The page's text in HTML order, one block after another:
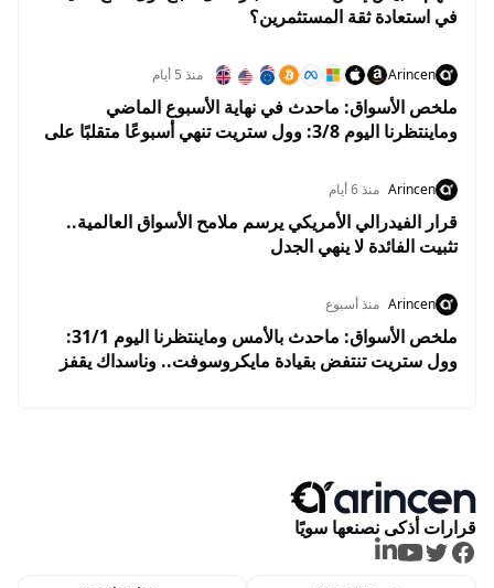
في استعادة ثقة المستثمرين؟
Arincen منذ 5 أيام
ملخص الأسواق: ماحدث في نهاية الأسبوع الماضي
وماينتظرنا اليوم 3/8: وول ستريت تنهي أسبوعًا متقلبًا على
Arincen منذ 6 أيام
قرار الفيدرالي الأمريكي يرسم ملامح الأسواق العالمية..
تثبيت الفائدة لا ينهي الجدل
Arincen منذ أسبوع
ملخص الأسواق: ماحدث بالأمس وماينتظرنا اليوم 31/1:
وول ستريت تنتفض بقيادة مايكروسوفت.. وناسداك يقفز
قرارات أذكى نصنعها سويًا
Facebook
Twitter
Youtube
LinkedIn